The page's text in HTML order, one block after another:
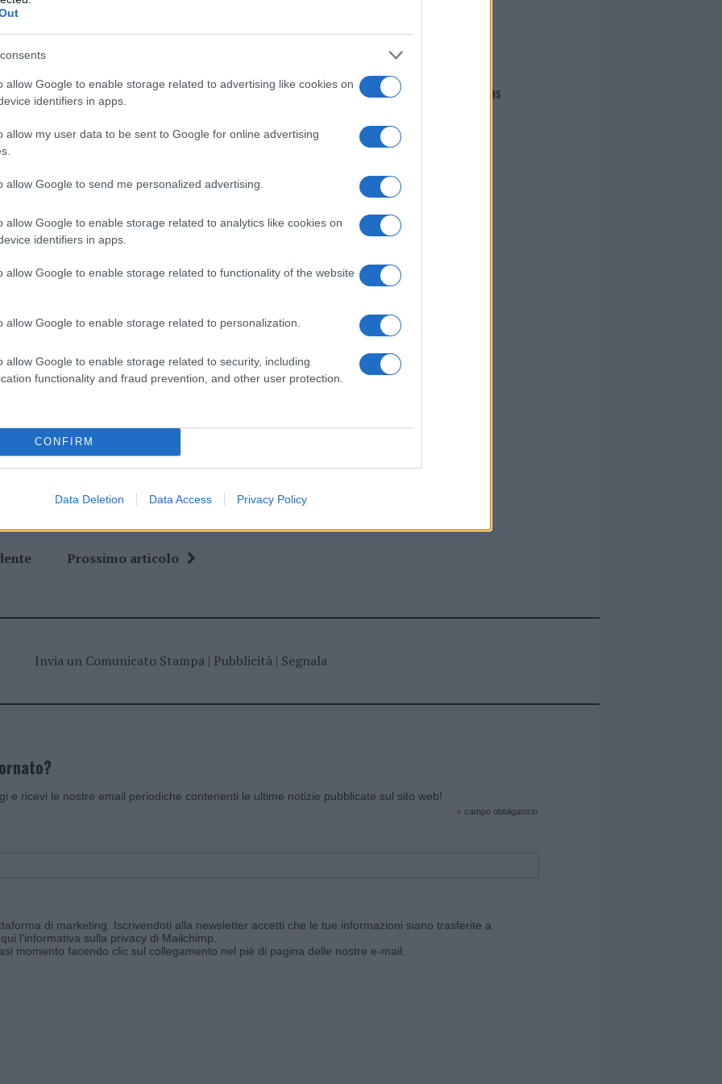
allow Google to enable storage related to advertising like cookies on
identifiers in apps.
allow my user data to be sent to Google for online advertising
allow Google to send me personalized advertising.
allow Google to enable storage related to analytics like cookies on
identifiers in apps.
allow Google to enable storage related to functionality of the website
allow Google to enable storage related to personalization.
allow Google to enable storage related to security, including
functionality and fraud prevention, and other user protection.
CONFIRM
Data Deletion Data Access Privacy Policy
nella sezione
Lavoro Olbia
Notizie Gallura
Di Lavoro Gallura
i tuoi video e le tue foto
+39 345 356 7512
di GalluraOggi.it
news da
Prossimo articolo
Giovannimaria Cabras
Invia un Comunicato Stampa| Pubblicità| Segnala
e ricevi le nostre email periodiche contenenti le ultime notizie pubblicate sul sito web!
* campo obbligatorio
di marketing. Iscrivendoti alla newsletter accetti che le tue informazioni siano trasferite a
l'informativa sulla privacy di Mailchimp
momento facendo clic sul collegamento nel piè di pagina delle nostre e-mail.